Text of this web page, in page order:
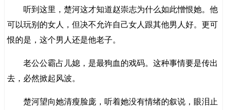
听到这里，楚河这才知道赵崇志为什么如此憎恨她。他
可以玩别的女人，但决不允许自己女人跟其他男人好。更可
恨的是，这个男人还是他老子。
老公公霸占儿媳，是最狗血的戏码。这种事情要是传出
去，必然掀起风波。
楚河望向她清瘦脸庞，听着她没有情绪的叙说，眼泪止